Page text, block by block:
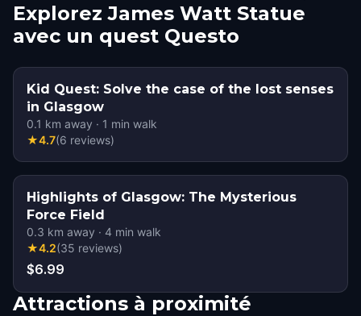
Explorez James Watt Statue
avec un quest Questo
Kid Quest: Solve the case of the lost senses
in Glasgow
0.1 km away · 1 min walk
★4.7(6 reviews)
Highlights of Glasgow: The Mysterious
Force Field
0.3 km away · 4 min walk
★4.2(35 reviews)
$6.99
Attractions à proximité